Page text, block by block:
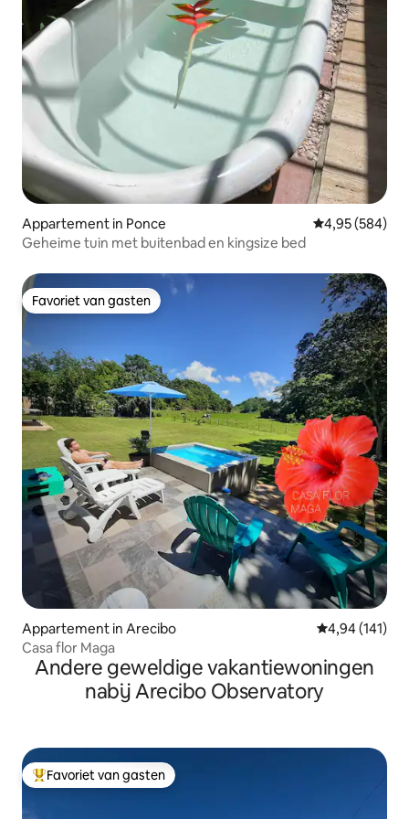
Appartement in Ponce Gemiddelde
4,95 (584)
Geheime tuin met buitenbad en kingsize bed
Favoriet van gasten
Favoriet van gasten
Appartement in Arecibo Gemiddelde
4,94 (141)
Casa flor Maga
Andere geweldige vakantiewoningen
nabij Arecibo Observatory
Topfavoriet van gasten
Favoriet van gasten